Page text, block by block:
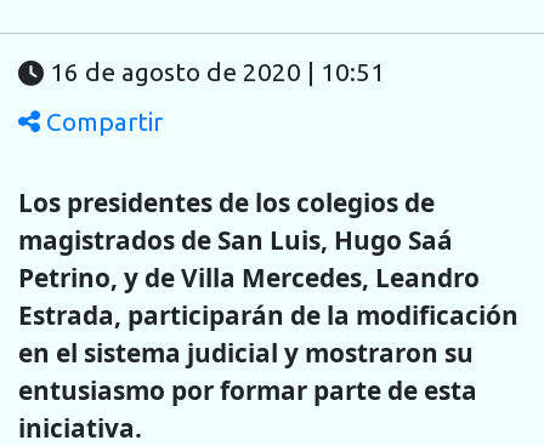
16 de agosto de 2020 | 10:51
Compartir
Los presidentes de los colegios de
magistrados de San Luis, Hugo Saá
Petrino, y de Villa Mercedes, Leandro
Estrada, participarán de la modificación
en el sistema judicial y mostraron su
entusiasmo por formar parte de esta
iniciativa.